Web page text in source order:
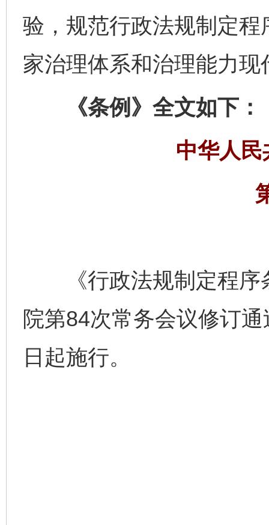
验，规范行政法规制定
家治理体系和治理能力现
《条例》全文如下：
中华人
《行政法规制定程序
院第84次常务会议修订
日起施行。